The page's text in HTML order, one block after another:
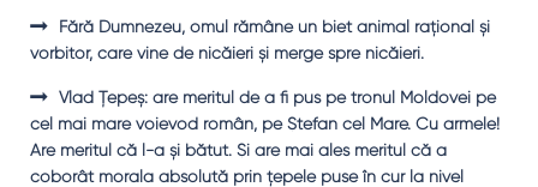
Fără Dumnezeu, omul rămâne un biet animal raţional şi
vorbitor, care vine de nicăieri şi merge spre nicăieri.
Vlad Ţepeş: are meritul de a fi pus pe tronul Moldovei pe
cel mai mare voievod român, pe Ştefan cel Mare. Cu armele!
Are meritul că l-a şi bătut. Şi are mai ales meritul că a
coborât morala absolută prin ţepele puse în cur la nivel